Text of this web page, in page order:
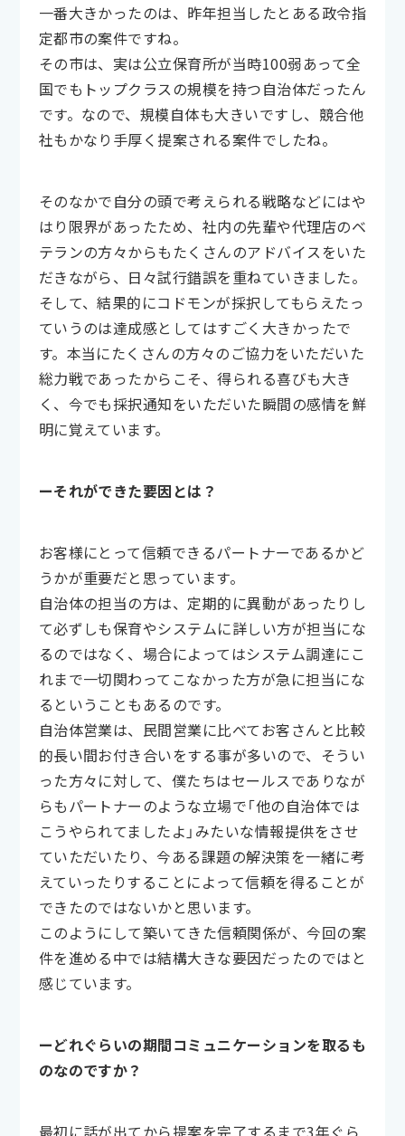
一番大きかったのは、昨年担当したとある政令指
定都市の案件ですね。
その市は、実は公立保育所が当時100弱あって全
国でもトップクラスの規模を持つ自治体だったん
です。なので、規模自体も大きいですし、競合他
社もかなり手厚く提案される案件でしたね。
そのなかで自分の頭で考えられる戦略などにはや
はり限界があったため、社内の先輩や代理店のベ
テランの方々からもたくさんのアドバイスをいた
だきながら、日々試行錯誤を重ねていきました。
そして、結果的にコドモンが採択してもらえたっ
ていうのは達成感としてはすごく大きかったで
す。本当にたくさんの方々のご協力をいただいた
総力戦であったからこそ、得られる喜びも大き
く、今でも採択通知をいただいた瞬間の感情を鮮
明に覚えています。
ーそれができた要因とは？
お客様にとって信頼できるパートナーであるかど
うかが重要だと思っています。
自治体の担当の方は、定期的に異動があったりし
て必ずしも保育やシステムに詳しい方が担当にな
るのではなく、場合によってはシステム調達にこ
れまで一切関わってこなかった方が急に担当にな
るということもあるのです。
自治体営業は、民間営業に比べてお客さんと比較
的長い間お付き合いをする事が多いので、そうい
った方々に対して、僕たちはセールスでありなが
らもパートナーのような立場で「他の自治体では
こうやられてましたよ」みたいな情報提供をさせ
ていただいたり、今ある課題の解決策を一緒に考
えていったりすることによって信頼を得ることが
できたのではないかと思います。
このようにして築いてきた信頼関係が、今回の案
件を進める中では結構大きな要因だったのではと
感じています。
ーどれぐらいの期間コミュニケーションを取るも
のなのですか？
最初に話が出てから提案を完了するまで3年ぐら